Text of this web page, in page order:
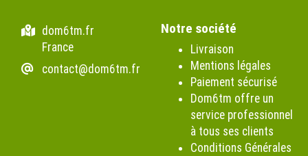
dom6tm.fr
France
contact@dom6tm.fr
Notre société
Livraison
Mentions légales
Paiement sécurisé
Dom6tm offre un
service professionnel
à tous ses clients
Conditions Générales